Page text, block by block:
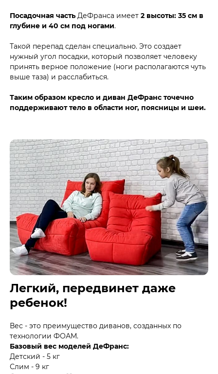
Посадочная часть ДеФранса имеет 2 высоты: 35 см в
глубине и 40 см под ногами.
Такой перепад сделан специально. Это создает
нужный угол посадки, который позволяет человеку
принять верное положение (ноги располагаются чуть
выше таза) и расслабиться.
Таким образом кресло и диван ДеФранс точечно
поддерживают тело в области ног, поясницы и шеи.
Легкий, передвинет даже
ребенок!
Вес - это преимущество диванов, созданных по
технологии ФОАМ.
Базовый вес моделей ДеФранс:
Детский - 5 кг
Слим - 9 кг